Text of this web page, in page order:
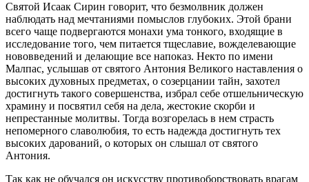
Святой Исаак Сирин говорит, что безмолвник должен
наблюдать над мечтаниями помыслов глубоких. Этой брани
всего чаще подвергаются монахи ума тонкого, входящие в
исследование того, чем питается тщеславие, вожделевающие
нововведений и делающие все напоказ. Некто по имени
Малпас, услышав от святого Антония Великого наставления о
высоких духовных предметах, о созерцании тайн, захотел
достигнуть такого совершенства, избрал себе отшельническую
храмину и посвятил себя на дела, жестокие скорби и
непрестанные молитвы. Тогда возгорелась в нем страсть
непомерного славолюбия, то есть надежда достигнуть тех
высоких дарований, о которых он слышал от святого
Антония.
Так как не обучался он искусству противоборствовать врагам